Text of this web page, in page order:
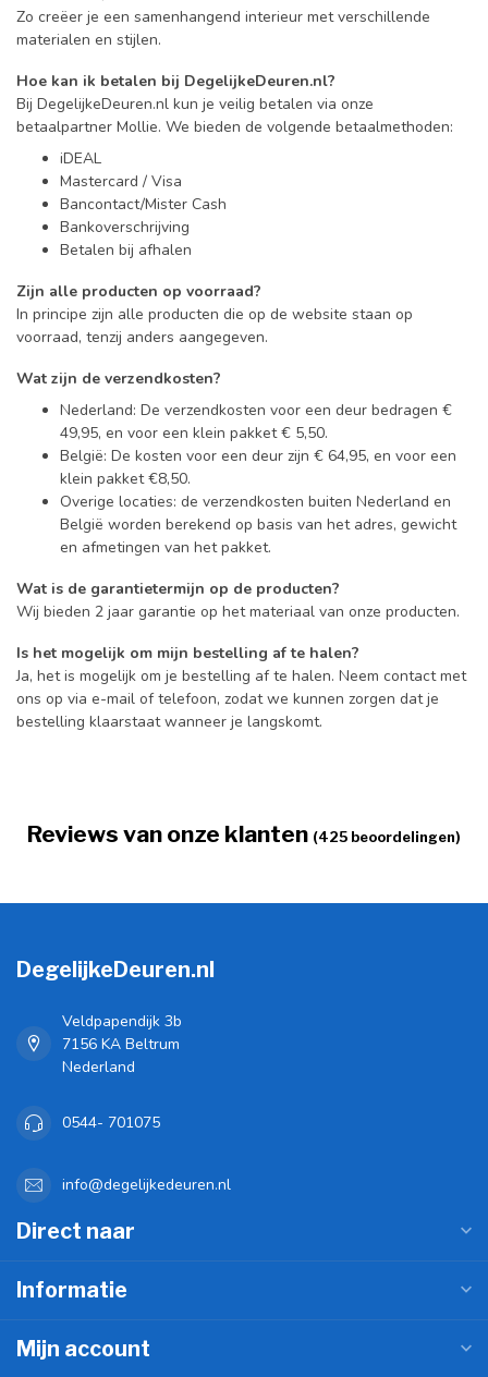
Zo creëer je een samenhangend interieur met verschillende
materialen en stijlen.
Hoe kan ik betalen bij DegelijkeDeuren.nl?
Bij DegelijkeDeuren.nl kun je veilig betalen via onze
betaalpartner Mollie. We bieden de volgende betaalmethoden:
iDEAL
Mastercard / Visa
Bancontact/Mister Cash
Bankoverschrijving
Betalen bij afhalen
Zijn alle producten op voorraad?
In principe zijn alle producten die op de website staan op
voorraad, tenzij anders aangegeven.
Wat zijn de verzendkosten?
Nederland: De verzendkosten voor een deur bedragen €
49,95, en voor een klein pakket € 5,50.
België: De kosten voor een deur zijn € 64,95, en voor een
klein pakket €8,50.
Overige locaties: de verzendkosten buiten Nederland en
België worden berekend op basis van het adres, gewicht
en afmetingen van het pakket.
Wat is de garantietermijn op de producten?
Wij bieden 2 jaar garantie op het materiaal van onze producten.
Is het mogelijk om mijn bestelling af te halen?
Ja, het is mogelijk om je bestelling af te halen. Neem contact met
ons op via e-mail of telefoon, zodat we kunnen zorgen dat je
bestelling klaarstaat wanneer je langskomt.
Reviews van onze klanten (425 beoordelingen)
DegelijkeDeuren.nl
Veldpapendijk 3b
7156 KA Beltrum
Nederland
0544- 701075
info@degelijkedeuren.nl
Direct naar
Informatie
Mijn account